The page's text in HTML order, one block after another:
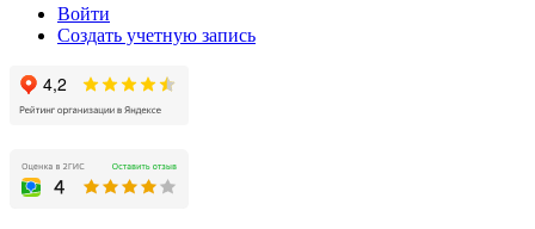
Войти
Создать учетную запись